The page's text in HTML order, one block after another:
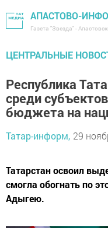
АПАСТОВО-
Газета "Звезда" -
ЦЕНТРАЛЬНЫЕ
Республика
среди
бюджета на
Татар-информ, 29
Татарстан освоил
смогла обогнать по
Адыгею.